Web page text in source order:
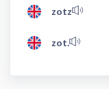
zotz
zot.